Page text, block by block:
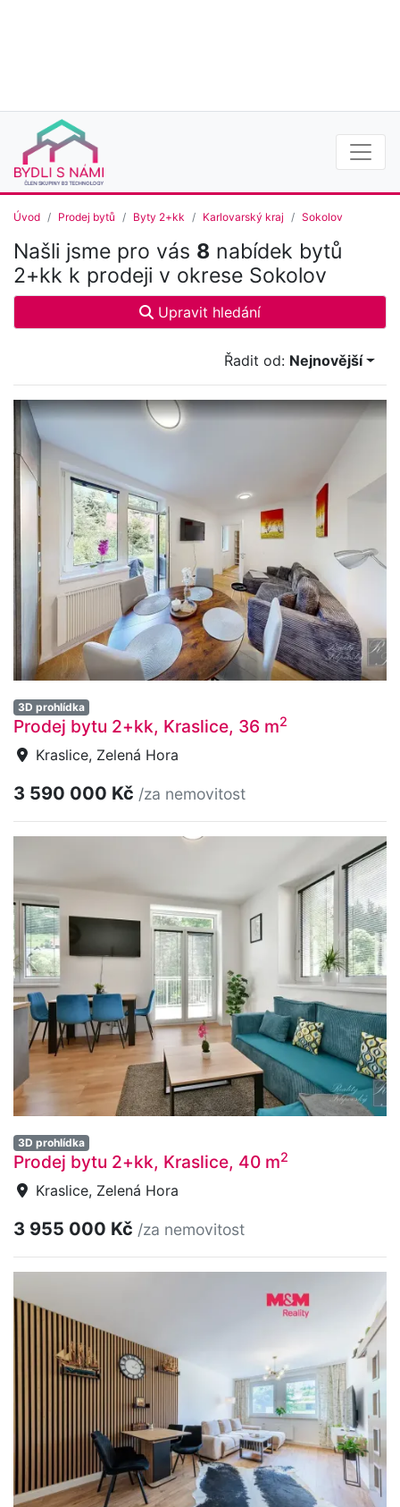
Úvod Prodej bytů Byty 2+kk Karlovarský kraj Sokolov
Našli jsme pro vás 8 nabídek bytů
2+kk k prodeji v okrese Sokolov
Upravit hledání
Řadit od: Nejnovější
3D prohlídka
Prodej bytu 2+kk, Kraslice, 36 m2
Kraslice, Zelená Hora
3 590 000 Kč /za nemovitost
3D prohlídka
Prodej bytu 2+kk, Kraslice, 40 m2
Kraslice, Zelená Hora
3 955 000 Kč /za nemovitost